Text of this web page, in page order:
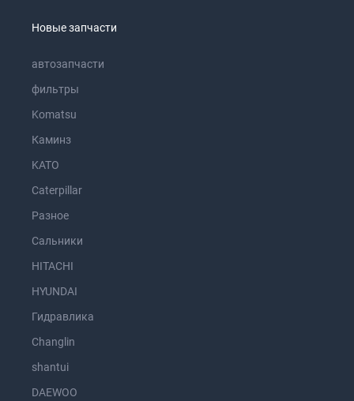
Новые запчасти
автозапчасти
фильтры
Komatsu
Каминз
KATO
Caterpillar
Разное
Сальники
HITACHI
HYUNDAI
Гидравлика
Changlin
shantui
DAEWOO